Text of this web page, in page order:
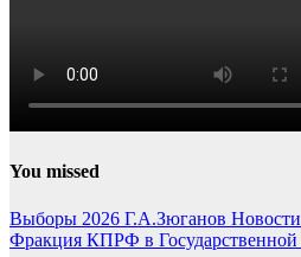
You missed
Выборы 2026 Г.А.Зюганов
Фракция КПРФ в